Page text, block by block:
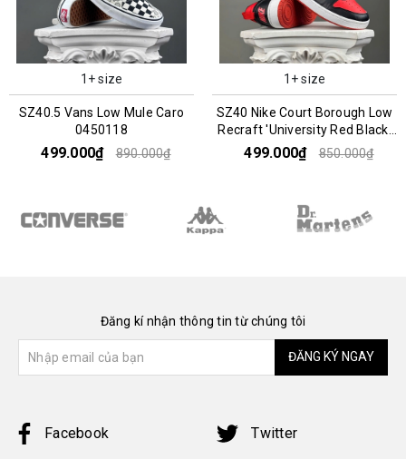
1+ size
SZ40.5 Vans Low Mule Caro
0450118
499.000₫ 890.000₫
1+ size
SZ40 Nike Court Borough Low
Recraft 'University Red Black'
DV5456-600 045352
499.000₫ 850.000₫
Đăng kí nhận thông tin từ chúng tôi
ĐĂNG KÝ NGAY
Facebook Twitter